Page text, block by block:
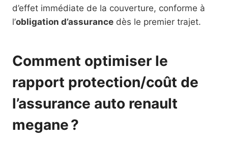
d’effet immédiate de la couverture, conforme à
l’obligation d’assurance dès le premier trajet.
Comment optimiser le
rapport protection/coût de
l’assurance auto renault
megane ?